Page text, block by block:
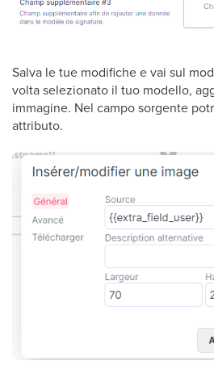
Salva le tue modifiche e vai sul
volta selezionato il tuo modello,
immagine. Nel campo sorgente
attributo.